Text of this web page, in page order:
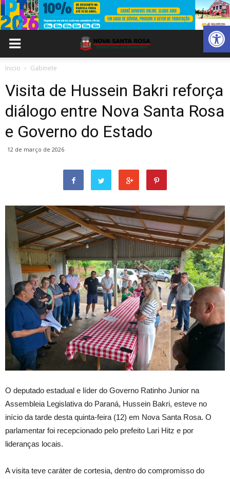
Abrir
Inicio Gabinete
Visita de Hussein Bakri reforça
diálogo entre Nova Santa Rosa
e Governo do Estado
12 de março de 2026
O deputado estadual e líder do Governo Ratinho Junior na
Assembleia Legislativa do Paraná, Hussein Bakri, esteve no
início da tarde desta quinta-feira (12) em Nova Santa Rosa. O
parlamentar foi recepcionado pelo prefeito Lari Hitz e por
lideranças locais.
A visita teve caráter de cortesia, dentro do compromisso do